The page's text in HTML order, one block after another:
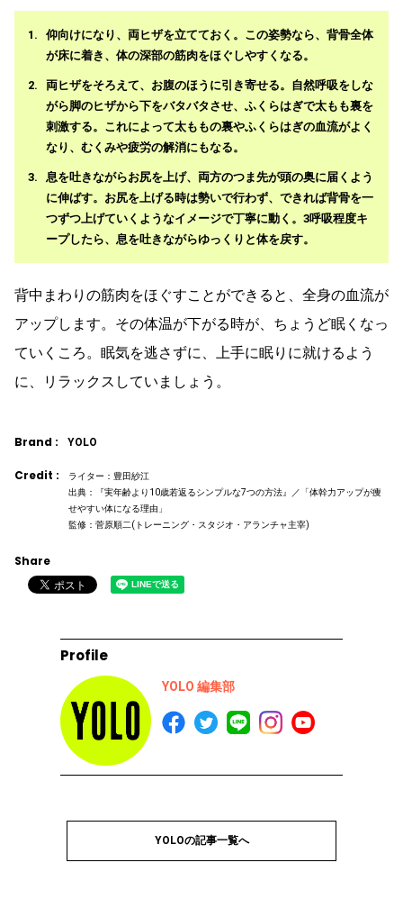
仰向けになり、両ヒザを立てておく。この姿勢なら、背骨全体
が床に着き、体の深部の筋肉をほぐしやすくなる。
両ヒザをそろえて、お腹のほうに引き寄せる。自然呼吸をしな
がら脚のヒザから下をバタバタさせ、ふくらはぎで太もも裏を
刺激する。これによって太ももの裏やふくらはぎの血流がよく
なり、むくみや疲労の解消にもなる。
息を吐きながらお尻を上げ、両方のつま先が頭の奥に届くよう
に伸ばす。お尻を上げる時は勢いで行わず、できれば背骨を一
つずつ上げていくようなイメージで丁寧に動く。3呼吸程度キ
ープしたら、息を吐きながらゆっくりと体を戻す。
背中まわりの筋肉をほぐすことができると、全身の血流が
アップします。その体温が下がる時が、ちょうど眠くなっ
ていくころ。眠気を逃さずに、上手に眠りに就けるよう
に、リラックスしていましょう。
Brand : YOLO
Credit :
ライター：豊田紗江
出典：『実年齢より10歳若返るシンプルな7つの方法』／「体幹力アップが痩
せやすい体になる理由」
監修：菅原順二(トレーニング・スタジオ・アランチャ主宰)
Share
Profile
YOLO 編集部
YOLOの記事一覧へ